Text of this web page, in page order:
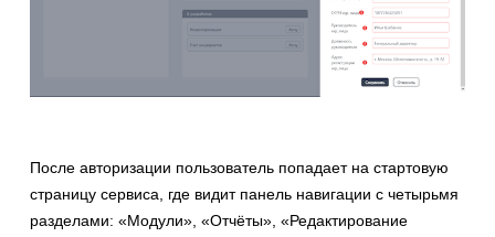
После авторизации пользователь попадает на стартовую
страницу сервиса, где видит панель навигации с четырьмя
разделами: «Модули», «Отчёты», «Редактирование